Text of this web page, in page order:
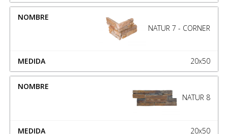
NATUR 7 - CORNER
20x50
NATUR 8
20x50